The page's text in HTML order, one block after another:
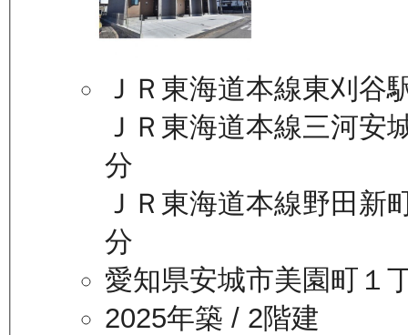
ＪＲ東海道本線東刈谷
ＪＲ東海道本線三河安
分
ＪＲ東海道本線野田新
分
愛知県安城市美園町１
2025年築 / 2階建